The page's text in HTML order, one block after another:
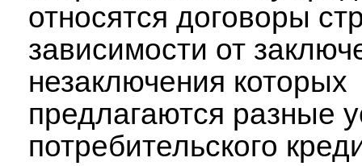
относятся договоры
зависимости от
незаключения которых
предлагаются разные
потребительского